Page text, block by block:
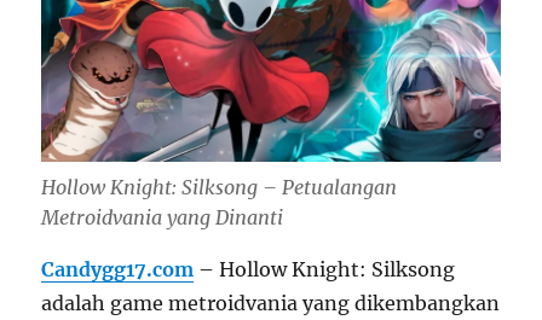
Hollow Knight: Silksong – Petualangan
Metroidvania yang Dinanti
Candygg17.com – Hollow Knight: Silksong
adalah game metroidvania yang dikembangkan